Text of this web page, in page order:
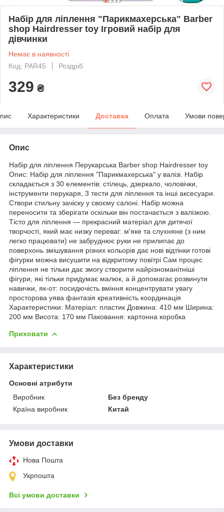
Набір для ліплення "Парикмахерська" Barber
shop Hairdresser toy Ігровий набір для
дівчинки
Немає в наявності
Код: PAR45
Роздріб
329 ₴
Характеристики Доставка Оплата Умови
Опис
Набір для ліплення Перукарська Barber shop Hairdresser toy
Опис: Набір для ліплення "Парикмахерська" у валізі. Набір
складається з 30 елементів: стілець, дзеркало, чоловічки,
інструменти перукаря, 3 тести для ліплення та інші аксесуари.
Створи стильну зачіску у своєму салоні. Набір можна
переносити та зберігати оскільки він постачається з валізкою.
Тісто для ліплення — прекрасний матеріал для дитячої
творчості, який має низку переваг: м'яке та слухняне (з ним
легко працювати) не забруднює руки не прилипає до
поверхонь змішування різних кольорів дає нові відтінки готові
фігурки можна висушити на відкритому повітрі Сам процес
ліплення не тільки дає змогу створити найрізноманітніші
фігури, які тільки придумає малюк, а й допомагає розвинути
навички, як-от: посидючість вміння концентрувати увагу
просторова уява фантазія креативність координація
Характеристики: Матеріал: пластик Довжина: 410 мм Ширина:
200 мм Висота: 170 мм Паковання: картонна коробка
Приховати
Характеристики
Основні атрибути
Виробник
Без бренду
Країна виробник
Китай
Умови доставки
Нова Пошта
Укрпошта
Всі умови доставки